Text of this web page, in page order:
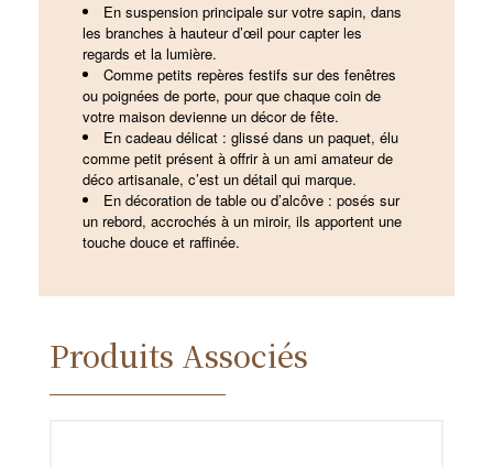
En suspension principale sur votre sapin, dans
les branches à hauteur d’œil pour capter les
regards et la lumière.
Comme petits repères festifs sur des fenêtres
ou poignées de porte, pour que chaque coin de
votre maison devienne un décor de fête.
En cadeau délicat : glissé dans un paquet, élu
comme petit présent à offrir à un ami amateur de
déco artisanale, c’est un détail qui marque.
En décoration de table ou d’alcôve : posés sur
un rebord, accrochés à un miroir, ils apportent une
touche douce et raffinée.
Produits Associés